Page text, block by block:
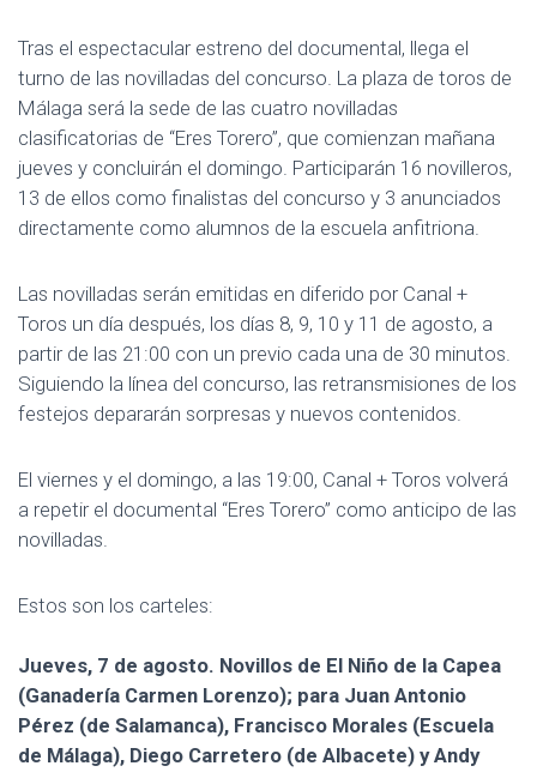
Tras el espectacular estreno del documental, llega el
turno de las novilladas del concurso. La plaza de toros de
Málaga será la sede de las cuatro novilladas
clasificatorias de “Eres Torero”, que comienzan mañana
jueves y concluirán el domingo. Participarán 16 novilleros,
13 de ellos como finalistas del concurso y 3 anunciados
directamente como alumnos de la escuela anfitriona.
Las novilladas serán emitidas en diferido por Canal +
Toros un día después, los días 8, 9, 10 y 11 de agosto, a
partir de las 21:00 con un previo cada una de 30 minutos.
Siguiendo la línea del concurso, las retransmisiones de los
festejos depararán sorpresas y nuevos contenidos.
El viernes y el domingo, a las 19:00, Canal + Toros volverá
a repetir el documental “Eres Torero” como anticipo de las
novilladas.
Estos son los carteles:
Jueves, 7 de agosto. Novillos de El Niño de la Capea
(Ganadería Carmen Lorenzo); para Juan Antonio
Pérez (de Salamanca), Francisco Morales (Escuela
de Málaga), Diego Carretero (de Albacete) y Andy